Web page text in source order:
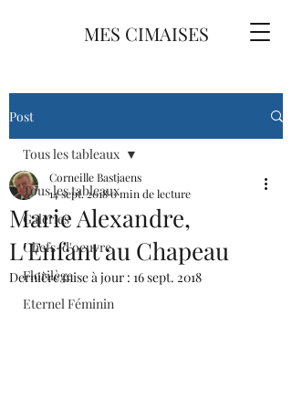
MES CIMAISES
Post
Tous les tableaux
Galeries
Chefs-d'oeuvre
Florilège
Eternel Féminin
Tous les tableaux
Marie Alexandre,
L'Enfant au Chapeau
Corneille Bastjaens
14 sept. 20180 min de lecture
Dernière mise à jour : 16 sept. 2018